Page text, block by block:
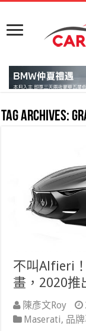
Tag Archives:
不叫Alfieri
畫，2020推
陳彥文Roy
Maserati, 品